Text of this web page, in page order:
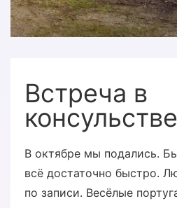
Встреча в
консульстве
В октябре мы подались.
всё достаточно быстро.
по записи. Весёлые